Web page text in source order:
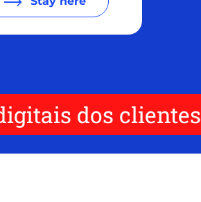
dos clientes